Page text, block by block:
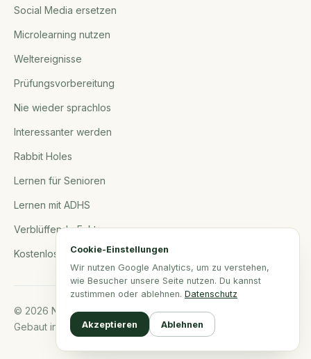
Cookie-Einstellungen
Wir nutzen Google Analytics, um zu verstehen,
wie Besucher unsere Seite nutzen. Du kannst
zustimmen oder ablehnen. Datenschutz
Akzeptieren Ablehnen
Social Media ersetzen
Microlearning nutzen
Weltereignisse
Prüfungsvorbereitung
Nie wieder sprachlos
Interessanter werden
Rabbit Holes
Lernen für Senioren
Lernen mit ADHS
Verblüffende Fakten
Kostenlose Tools
© 2026 NerdSip.com. Alle Rechte vorbehalten.
Gebaut in Norddeutschland.